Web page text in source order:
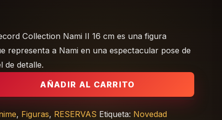
Collection Nami II 16 cm es una figura
representa a Nami en una espectacular pose de
de detalle.
Collection Nami II 16 cm | Figura Coleccionable
AÑADIR AL CARRITO
, Figuras, RESERVAS Etiqueta: Novedad